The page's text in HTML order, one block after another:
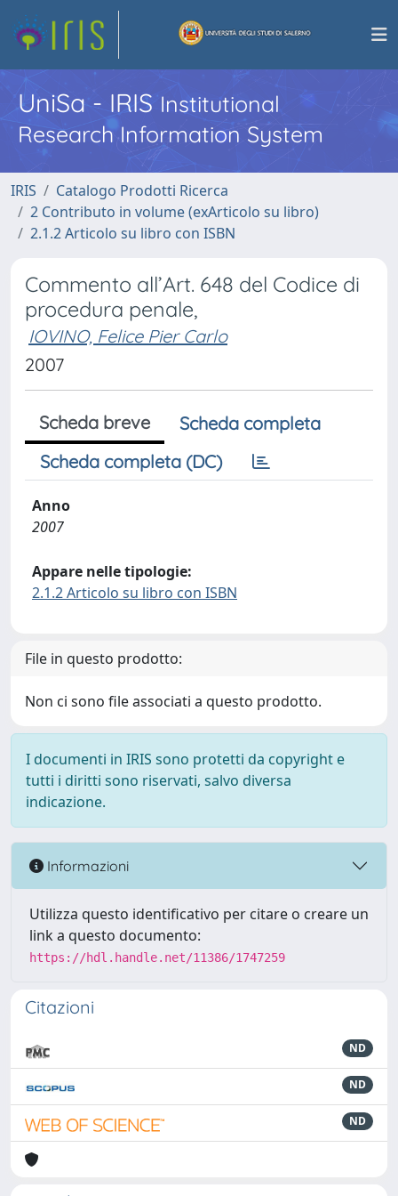
UniSa - IRISInstitutional
Research Information System
IRIS
Catalogo Prodotti Ricerca
2 Contributo in volume (exArticolo su libro)
2.1.2 Articolo su libro con ISBN
Commento all’Art. 648 del Codice di
procedura penale,
IOVINO, Felice Pier Carlo
2007
Scheda breve
Scheda completa
Scheda completa (DC)
Anno
2007
Appare nelle tipologie:
2.1.2 Articolo su libro con ISBN
File in questo prodotto:
Non ci sono file associati a questo prodotto.
I documenti in IRIS sono protetti da copyright e
tutti i diritti sono riservati, salvo diversa
indicazione.
Informazioni
Utilizza questo identificativo per citare o creare un
link a questo documento:
https://hdl.handle.net/11386/1747259
Citazioni
ND
ND
ND